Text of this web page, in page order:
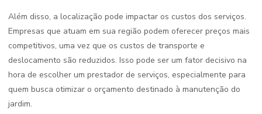
Além disso, a localização pode impactar os custos dos serviços.
Empresas que atuam em sua região podem oferecer preços mais
competitivos, uma vez que os custos de transporte e
deslocamento são reduzidos. Isso pode ser um fator decisivo na
hora de escolher um prestador de serviços, especialmente para
quem busca otimizar o orçamento destinado à manutenção do
jardim.